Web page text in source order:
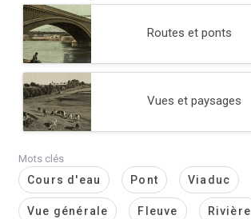
Routes et ponts
Vues et paysages
Mots clés
Cours d'eau Pont Viaduc
Vue générale Fleuve Rivière